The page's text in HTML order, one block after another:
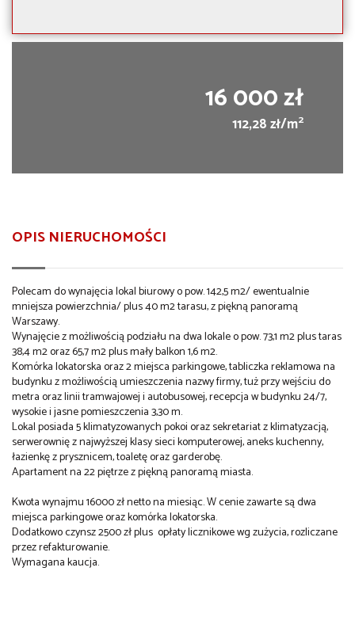
16 000 zł
112,28 zł/m2
OPIS NIERUCHOMOŚCI
Polecam do wynajęcia lokal biurowy o pow. 142,5 m2/ ewentualnie
mniejsza powierzchnia/ plus 40 m2 tarasu, z piękną panoramą
Warszawy.
Wynajęcie z możliwością podziału na dwa lokale o pow. 73,1 m2 plus taras
38,4 m2 oraz 65,7 m2 plus mały balkon 1,6 m2.
Komórka lokatorska oraz 2 miejsca parkingowe, tabliczka reklamowa na
budynku z możliwością umieszczenia nazwy firmy, tuż przy wejściu do
metra oraz linii tramwajowej i autobusowej, recepcja w budynku 24/7,
wysokie i jasne pomieszczenia 3,30 m.
Lokal posiada 5 klimatyzowanych pokoi oraz sekretariat z klimatyzacją,
serwerownię z najwyższej klasy sieci komputerowej, aneks kuchenny,
łazienkę z prysznicem, toaletę oraz garderobę.
Apartament na 22 piętrze z piękną panoramą miasta.
Kwota wynajmu 16000 zł netto na miesiąc. W cenie zawarte są dwa
miejsca parkingowe oraz komórka lokatorska.
Dodatkowo czynsz 2500 zł plus opłaty licznikowe wg zużycia, rozliczane
przez refakturowanie.
Wymagana kaucja.